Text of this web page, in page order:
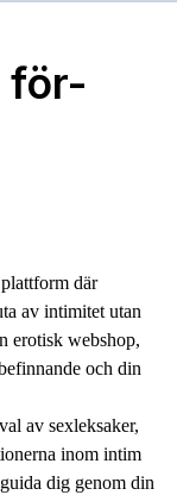
för-
där
av intimitet utan
erotisk webshop,
och din
av sexleksaker,
inom intim
dig genom din